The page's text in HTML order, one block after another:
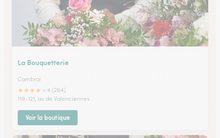
La Bouquetterie
Cambrai
★★★★
4 (264)
119-121, av de Valenciennes
Voir la boutique